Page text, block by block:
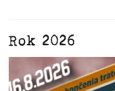
Rok 2026